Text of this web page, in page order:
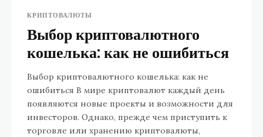
КРИПТОВАЛЮТЫ
Выбор криптовалютного
кошелька: как не ошибиться
Выбор криптовалютного кошелька: как не
ошибиться В мире криптовалют каждый день
появляются новые проекты и возможности для
инвесторов. Однако, прежде чем приступить к
торговле или хранению криптовалюты,